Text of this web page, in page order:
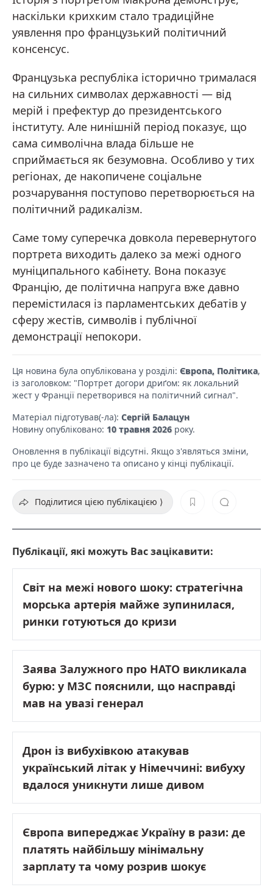
наскільки крихким стало традиційне
уявлення про французький політичний
консенсус.
Французька республіка історично трималася
на сильних символах державності — від
мерій і префектур до президентського
інституту. Але нинішній період показує, що
сама символічна влада більше не
сприймається як безумовна. Особливо у тих
регіонах, де накопичене соціальне
розчарування поступово перетворюється на
політичний радикалізм.
Саме тому суперечка довкола перевернутого
портрета виходить далеко за межі одного
муніципального кабінету. Вона показує
Францію, де політична напруга вже давно
перемістилася із парламентських дебатів у
сферу жестів, символів і публічної
демонстрації непокори.
Ця новина була опублікована у розділі: Європа, Політика,
із заголовком: "Портрет догори дриґом: як локальний
жест у Франції перетворився на політичний сигнал".
Матеріал підготував(-ла): Сергій Балацун
Новину опубліковано: 10 травня 2026року.
Оновлення в публікації відсутні. Якщо з'являться зміни,
про це буде зазначено та описано у кінці публікації.
Поділитися цією публікацією ⟩
Публікації, які можуть Вас зацікавити:
Світ на межі нового шоку: стратегічна
морська артерія майже зупинилася,
ринки готуються до кризи
Заява Залужного про НАТО викликала
бурю: у МЗС пояснили, що насправді
мав на увазі генерал
Дрон із вибухівкою атакував
український літак у Німеччині: вибуху
вдалося уникнути лише дивом
Європа випереджає Україну в рази: де
платять найбільшу мінімальну
зарплату та чому розрив шокує